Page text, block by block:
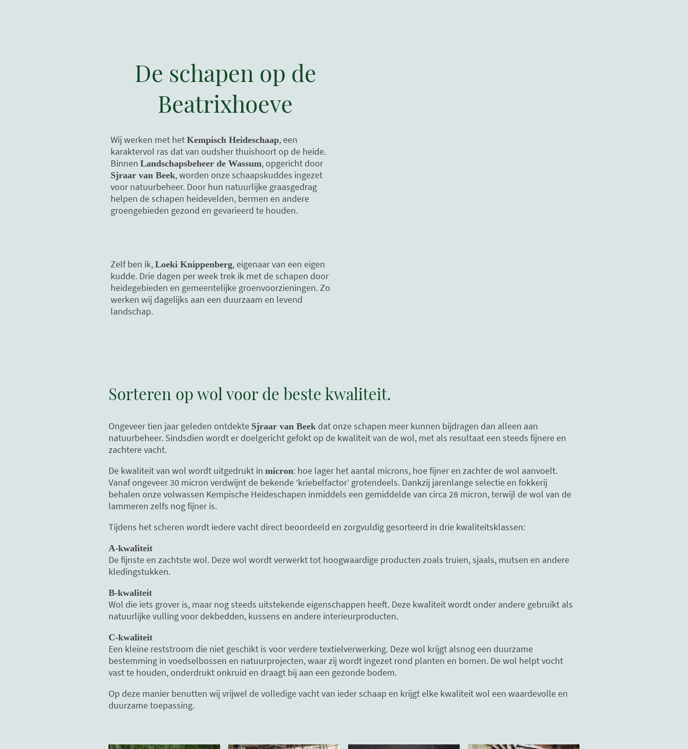
De schapen op de
Beatrixhoeve
Wij werken met het Kempisch Heideschaap, een
karaktervol ras dat van oudsher thuishoort op de heide.
Binnen Landschapsbeheer de Wassum, opgericht door
Sjraar van Beek, worden onze schaapskuddes ingezet
voor natuurbeheer. Door hun natuurlijke graasgedrag
helpen de schapen heidevelden, bermen en andere
groengebieden gezond en gevarieerd te houden.
Zelf ben ik, Loeki Knippenberg, eigenaar van een eigen
kudde. Drie dagen per week trek ik met de schapen door
heidegebieden en gemeentelijke groenvoorzieningen. Zo
werken wij dagelijks aan een duurzaam en levend
landschap.
Sorteren op wol voor de beste kwaliteit.
Ongeveer tien jaar geleden ontdekte Sjraar van Beek dat onze schapen meer kunnen bijdragen dan alleen aan
natuurbeheer. Sindsdien wordt er doelgericht gefokt op de kwaliteit van de wol, met als resultaat een steeds fijnere en
zachtere vacht.
De kwaliteit van wol wordt uitgedrukt in micron: hoe lager het aantal microns, hoe fijner en zachter de wol aanvoelt.
Vanaf ongeveer 30 micron verdwijnt de bekende ‘kriebelfactor’ grotendeels. Dankzij jarenlange selectie en fokkerij
behalen onze volwassen Kempische Heideschapen inmiddels een gemiddelde van circa 28 micron, terwijl de wol van de
lammeren zelfs nog fijner is.
Tijdens het scheren wordt iedere vacht direct beoordeeld en zorgvuldig gesorteerd in drie kwaliteitsklassen:
A-kwaliteit
De fijnste en zachtste wol. Deze wol wordt verwerkt tot hoogwaardige producten zoals truien, sjaals, mutsen en andere
kledingstukken.
B-kwaliteit
Wol die iets grover is, maar nog steeds uitstekende eigenschappen heeft. Deze kwaliteit wordt onder andere gebruikt als
natuurlijke vulling voor dekbedden, kussens en andere interieurproducten.
C-kwaliteit
Een kleine reststroom die niet geschikt is voor verdere textielverwerking. Deze wol krijgt alsnog een duurzame
bestemming in voedselbossen en natuurprojecten, waar zij wordt ingezet rond planten en bomen. De wol helpt vocht
vast te houden, onderdrukt onkruid en draagt bij aan een gezonde bodem.
Op deze manier benutten wij vrijwel de volledige vacht van ieder schaap en krijgt elke kwaliteit wol een waardevolle en
duurzame toepassing.